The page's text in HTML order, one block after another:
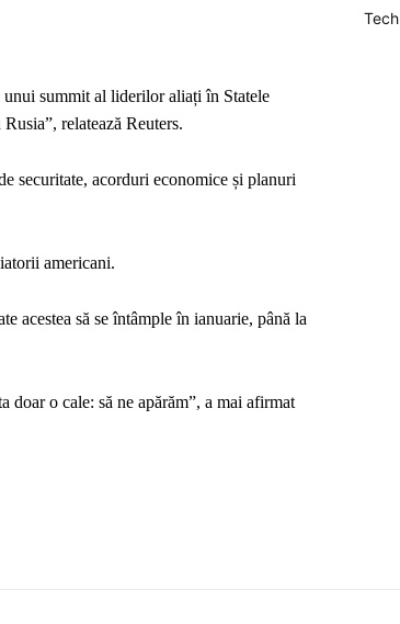
unui summit al liderilor aliați în Statele
relatează Reuters.
securitate, acorduri economice și planuri
americani.
acestea să se întâmple în ianuarie, până la
doar o cale: să ne apărăm”, a mai afirmat
Tech